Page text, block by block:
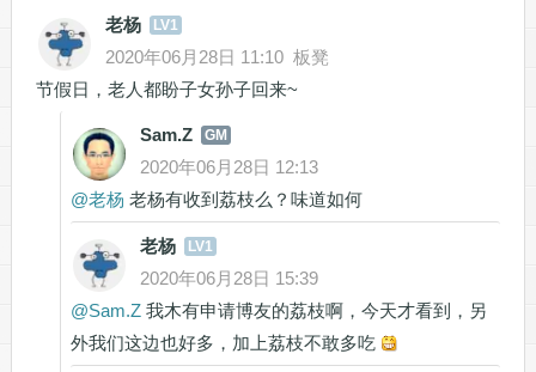
老杨 LV1
2020年06月28日 11:10 板凳
节假日，老人都盼子女孙子回来~
Sam.Z GM
2020年06月28日 12:13
@老杨 老杨有收到荔枝么？味道如何
老杨 LV1
2020年06月28日 15:39
@Sam.Z我木有申请博友的荔枝啊，今天才看到，另
外我们这边也好多，加上荔枝不敢多吃